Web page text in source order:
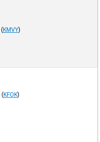
(KMVY)
(KFOK)